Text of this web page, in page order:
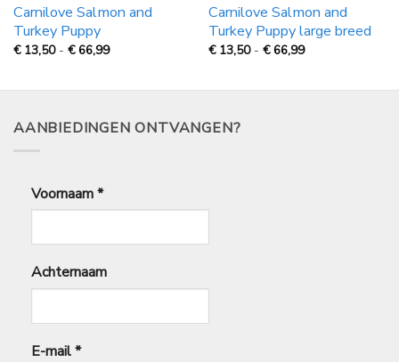
Carnilove Salmon and
Turkey Puppy
€ 13,50 - €66,99Prijsklasse:
€
Carnilove Salmon and
Turkey Puppy large breed
€ 13,50 - €66,99Prijsklasse:
€
AANBIEDINGEN ONTVANGEN?
Voornaam*
Achternaam
E-mail*